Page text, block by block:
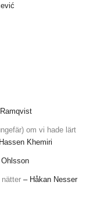
om vi hade lärt
Khemiri
– Håkan Nesser